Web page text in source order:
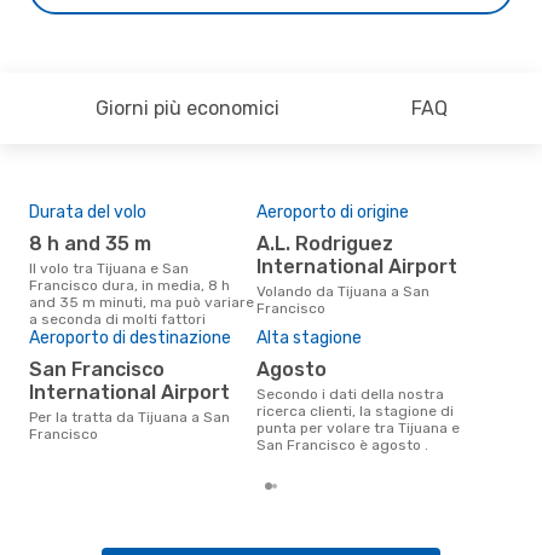
Giorni più economici FAQ
Durata del volo
8 h and 35 m
Il volo tra Tijuana e San
Francisco dura, in media, 8 h
and 35 m minuti, ma può variare
a seconda di molti fattori
Aeroporto di origine
A.L. Rodriguez
International Airport
Volando da Tijuana a San
Francisco
Aeroporto di destinazione
San Francisco
International Airport
Per la tratta da Tijuana a San
Francisco
Alta stagione
agosto
Secondo i dati della nostra
ricerca clienti, la stagione di
punta per volare tra Tijuana e
San Francisco è agosto .